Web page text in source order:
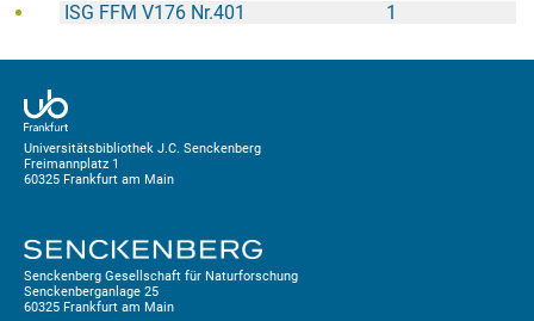
1
ISG FFM V176 Nr.401
Universitätsbibliothek J.C. Senckenberg
Freimannplatz 1
60325 Frankfurt am Main
Senckenberg Gesellschaft für Naturforschung
Senckenberganlage 25
60325 Frankfurt am Main